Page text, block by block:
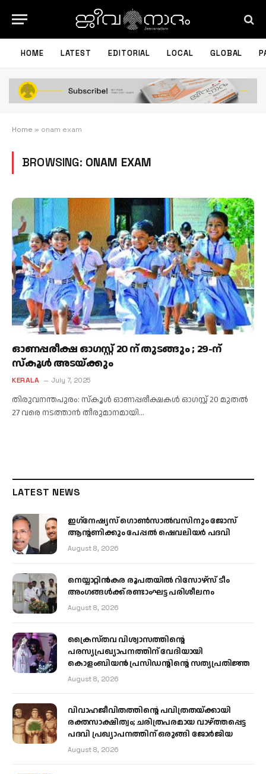
HOME LATEST EDITORIAL LOCAL GLOBAL
Home » onam exam
BROWSING: ONAM EXAM
ഓണപ്പരീക്ഷ ഓഗസ്റ്റ് 20 ന് തുടങ്ങും ; 29-ന്
സ്കൂൾ അടയ്ക്കും
KERALA July 7, 2025
തിരുവനന്തപുരം: സ്കൂൾ ഓണപ്പരീക്ഷകൾ ഓഗസ്റ്റ് 20 മുതൽ
27 വരെ നടത്താൻ തീരുമാനമായി…
LATEST NEWS
ഇഗ്‌നേഷ്യസ് ഗൊൺസാൽവസിനും ജോസ്
ആന്റണിക്കും പേപ്പൽ ഷെവലിയർ പദവി
August 8, 2026
നെയ്യാറ്റിൻകര രൂപതയിൽ റിസോഴ്സ് ടീം
അംഗങ്ങൾക്ക് രണ്ടാംഘട്ട പരിശീലനം
August 8, 2026
ക്രൈസ്തവ വിശ്വാസത്തിന്റെ
പരസ്യപ്രഖ്യാപനത്തിന് വേദിയായി
കൊളംബിയൻ പ്രസിഡന്റിന്റെ സത്യപ്രതിജ്ഞ
August 8, 2026
വിവാഹജീവിതത്തിന്റെ പവിത്രതയ്ക്കായി
രക്തസാക്ഷിത്വം; ചരിത്രപരമായ വാഴ്ത്തപ്പെട്ട
പദവി പ്രഖ്യാപനത്തിന് ഒരുങ്ങി ജോര്‍ജിയ
August 8, 2026